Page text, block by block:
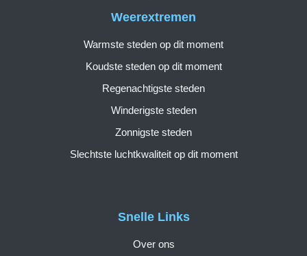
Snelle Links
Over ons
Weerextremen
Warmste steden op dit moment
Koudste steden op dit moment
Regenachtigste steden
Winderigste steden
Zonnigste steden
Slechtste luchtkwaliteit op dit moment